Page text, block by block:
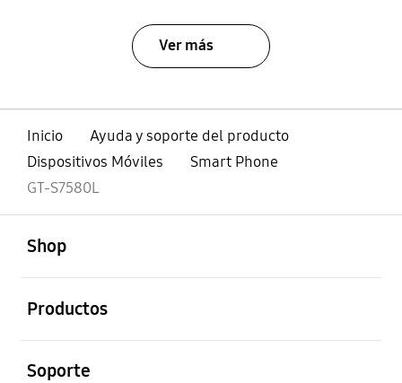
Ver más
Inicio
Ayuda y soporte del producto
Dispositivos Móviles
Smart Phone
GT-S7580L
Shop
Productos
Soporte